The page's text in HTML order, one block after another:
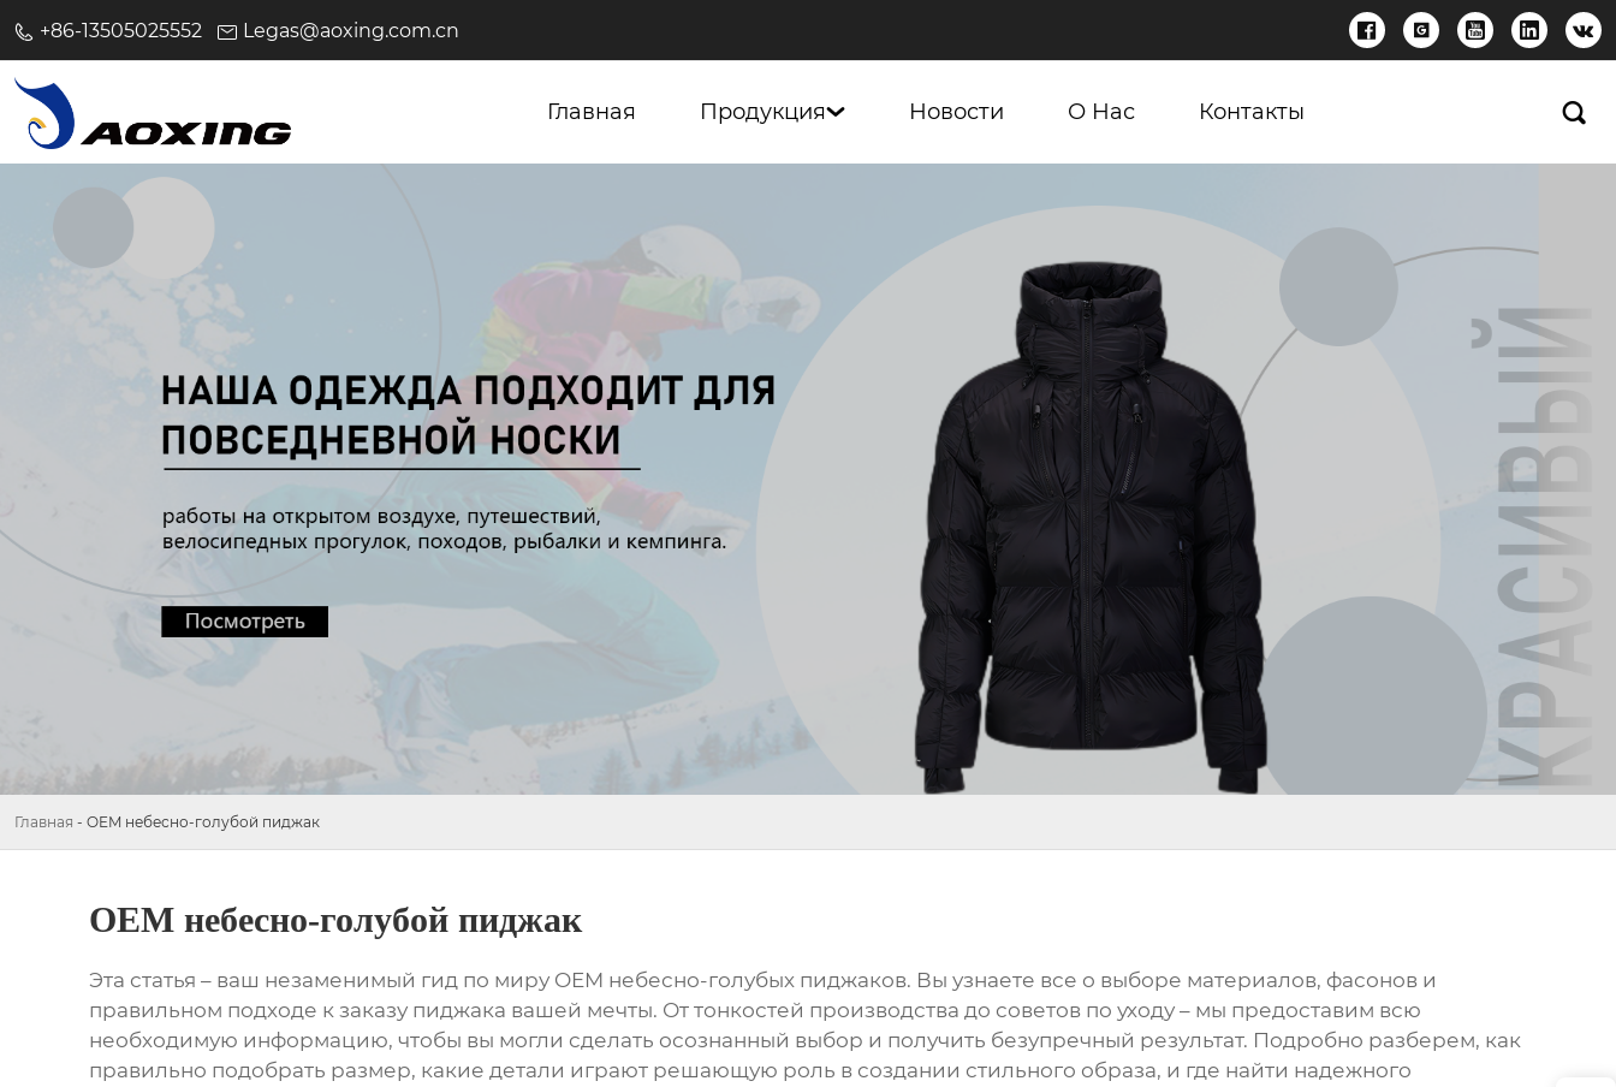
+86-13505025552 Legas@aoxing.com.cn     
Главная Продукция Новости О Нас Контакты 
Главная - OEM небесно-голубой пиджак
OEM небесно-голубой пиджак
Эта статья – ваш незаменимый гид по миру OEM небесно-голубых пиджаков. Вы узнаете все о выборе материалов, фасонов и
правильном подходе к заказу пиджака вашей мечты. От тонкостей производства до советов по уходу – мы предоставим всю
необходимую информацию, чтобы вы могли сделать осознанный выбор и получить безупречный результат. Подробно разберем, как
правильно подобрать размер, какие детали играют решающую роль в создании стильного образа, и где найти надежного